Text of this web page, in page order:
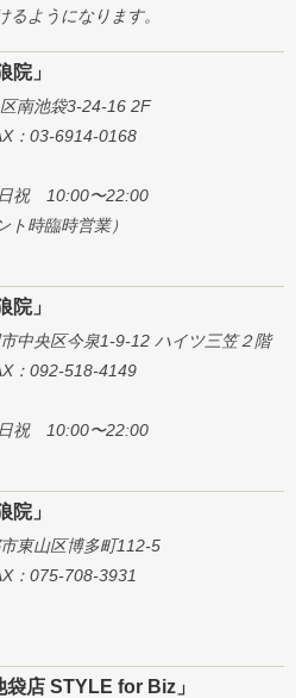
るようになります。
院」
南池袋3-24-16 2F
：03-6914-0168
祝 10:00〜22:00
ト時臨時営業）
院」
中央区今泉1-9-12 ハイツ三笠２階
：092-518-4149
祝 10:00〜22:00
院」
東山区博多町112-5
：075-708-3931
店 STYLE for Biz」